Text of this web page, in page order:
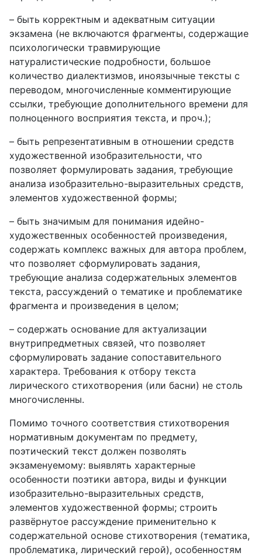
– быть корректным и адекватным ситуации
экзамена (не включаются фрагменты, содержащие
психологически травмирующие
натуралистические подробности, большое
количество диалектизмов, иноязычные тексты с
переводом, многочисленные комментирующие
ссылки, требующие дополнительного времени для
полноценного восприятия текста, и проч.);
– быть репрезентативным в отношении средств
художественной изобразительности, что
позволяет формулировать задания, требующие
анализа изобразительно-выразительных средств,
элементов художественной формы;
– быть значимым для понимания идейно-
художественных особенностей произведения,
содержать комплекс важных для автора проблем,
что позволяет сформулировать задания,
требующие анализа содержательных элементов
текста, рассуждений о тематике и проблематике
фрагмента и произведения в целом;
– содержать основание для актуализации
внутрипредметных связей, что позволяет
сформулировать задание сопоставительного
характера. Требования к отбору текста
лирического стихотворения (или басни) не столь
многочисленны.
Помимо точного соответствия стихотворения
нормативным документам по предмету,
поэтический текст должен позволять
экзаменуемому: выявлять характерные
особенности поэтики автора, виды и функции
изобразительно-выразительных средств,
элементов художественной формы; строить
развёрнутое рассуждение применительно к
содержательной основе стихотворения (тематика,
проблематика, лирический герой), особенностям